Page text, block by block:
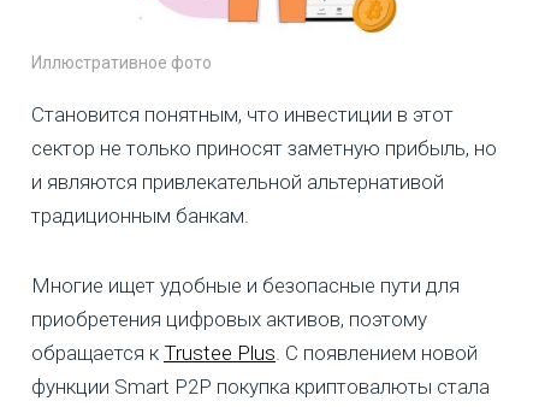
Иллюстративное фото
Становится понятным, что инвестиции в этот
сектор не только приносят заметную прибыль, но
и являются привлекательной альтернативой
традиционным банкам.
Многие ищет удобные и безопасные пути для
приобретения цифровых активов, поэтому
обращается к Trustee Plus. С появлением новой
функции Smart P2P покупка криптовалюты стала